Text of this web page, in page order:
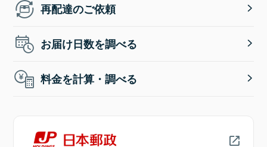
再配達のご依頼
お届け日数を調べる
料金を計算・調べる